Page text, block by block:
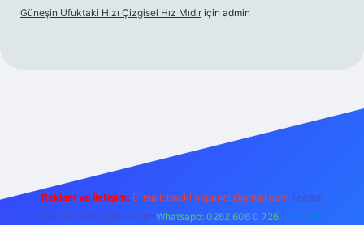
Güneşin Ufuktaki Hızı Çizgisel Hız Mıdır için admin
Reklam ve İletişim: E-mail: backlinkpaneli@gmail.com Teams:
forumhizmeti@gmail.com Whatsapp: 0262 606 0 726 Telegram: